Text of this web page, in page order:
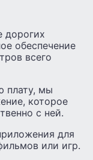
дорогих
обеспечение
всего
плату, мы
которое
с ней.
для
или игр.